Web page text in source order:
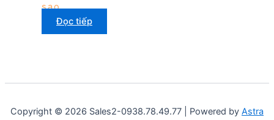
sao
Đọc tiếp
Copyright © 2026 Sales2-0938.78.49.77 | Powered by Astra